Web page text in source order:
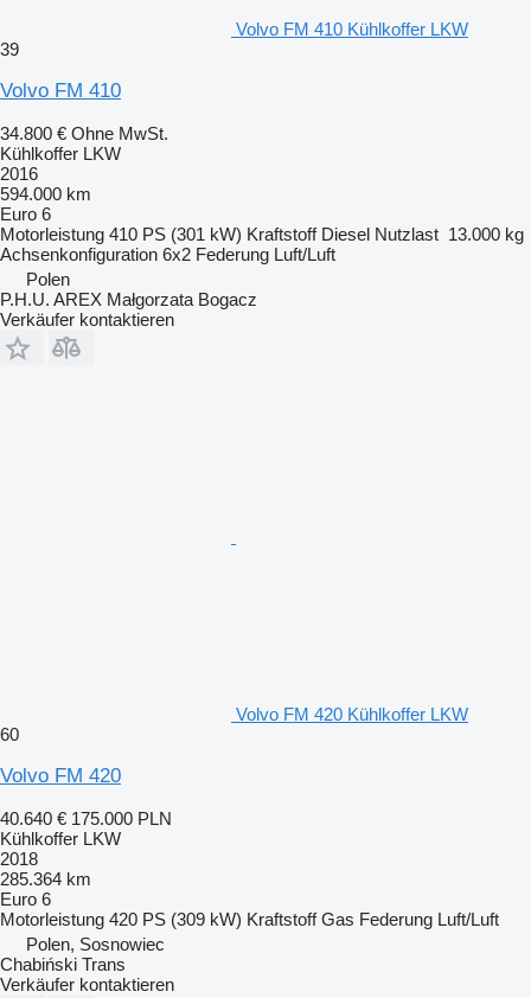
Volvo FM 410 Kühlkoffer LKW
39
Volvo FM 410
34.800 € Ohne MwSt.
Kühlkoffer LKW
2016
594.000 km
Euro 6
Motorleistung 410 PS (301 kW) Kraftstoff Diesel Nutzlast 13.000 kg
Achsenkonfiguration 6x2 Federung Luft/Luft
Polen
P.H.U. AREX Małgorzata Bogacz
Verkäufer kontaktieren
Volvo FM 420 Kühlkoffer LKW
60
Volvo FM 420
40.640 € 175.000 PLN
Kühlkoffer LKW
2018
285.364 km
Euro 6
Motorleistung 420 PS (309 kW) Kraftstoff Gas Federung Luft/Luft
Polen, Sosnowiec
Chabiński Trans
Verkäufer kontaktieren